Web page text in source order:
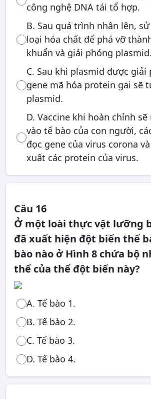
công nghệ DNA tái tổ hợp.
B. Sau quá trình nhân lên,
loại hóa chất để phá vỡ
khuẩn và giải phóng plasmid.
C. Sau khi plasmid được giải
gene mã hóa protein gai sẽ
plasmid.
D. Vaccine khi hoàn chỉnh
vào tế bào của con người,
đọc gene của virus corona
xuất các protein của virus.
Câu 16
Ở một loài thực vật lưỡng
đã xuất hiện đột biến thể
bào nào ở Hình 8 chứa bộ
thể của thể đột biến này?
A. Tế bào 1.
B. Tế bào 2.
C. Tế bào 3.
D. Tế bào 4.